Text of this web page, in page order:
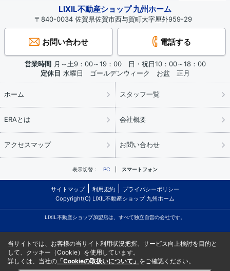
LIXIL不動産ショップ 九州ホーム
〒840-0034 佐賀県佐賀市西与賀町大字厘外959-29
お問い合わせ 電話する
営業時間 月～土9：00～19：00 日・祝日10：00～18：00
定休日 水曜日 ゴールデンウィーク お盆 正月
ホーム スタッフ一覧
ERAとは 会社概要
アクセスマップ お問い合わせ
表示切替： PC スマートフォン
サイトマップ 利用規約
プライバシーポリシー
Copyright(C) LIXIL不動産ショップ 九州ホーム
LIXIL不動産ショップ加盟店は、すべて独立自営の会社です。
当サイトでは、お客様の当サイト利用状況把握、サービス向上検討を目的と
して、クッキー（Cookie）を使用しています。
詳しくは、当社の 「Cookieの取扱いについて」 をご確認ください。